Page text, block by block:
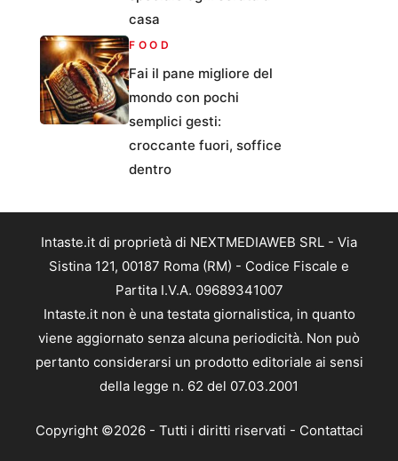
casa
FOOD
Fai il pane migliore del
mondo con pochi
semplici gesti:
croccante fuori, soffice
dentro
Intaste.it di proprietà di NEXTMEDIAWEB SRL - Via
Sistina 121, 00187 Roma (RM) - Codice Fiscale e
Partita I.V.A. 09689341007
Intaste.it non è una testata giornalistica, in quanto
viene aggiornato senza alcuna periodicità. Non può
pertanto considerarsi un prodotto editoriale ai sensi
della legge n. 62 del 07.03.2001
Copyright ©2026 - Tutti i diritti riservati - Contattaci